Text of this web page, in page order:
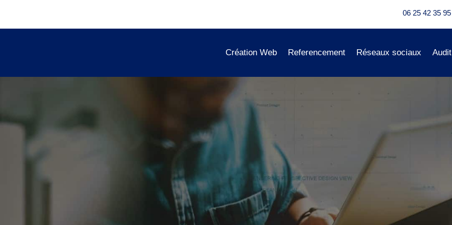
06 25 42 35 95
Création Web Referencement Réseaux sociaux Audit